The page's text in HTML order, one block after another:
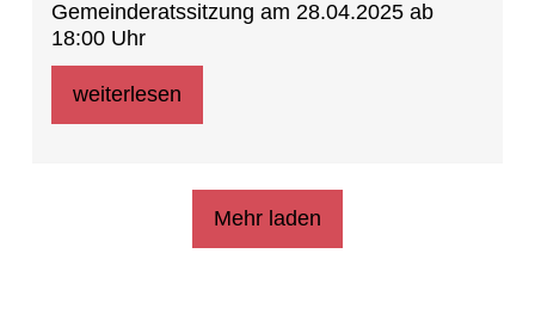
Gemeinderatssitzung am 28.04.2025 ab
18:00 Uhr
weiterlesen
Mehr laden